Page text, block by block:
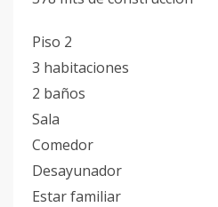
Piso 2
3 habitaciones
2 baños
Sala
Comedor
Desayunador
Estar familiar